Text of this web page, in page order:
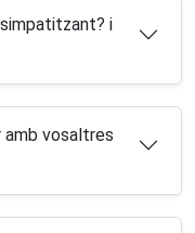
i
amb vosaltres